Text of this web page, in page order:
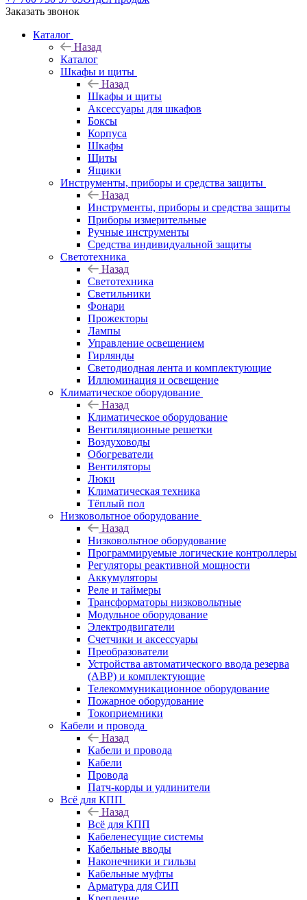
Заказать звонок
Каталог
Назад
Каталог
Шкафы и щиты
Назад
Шкафы и щиты
Аксессуары для шкафов
Боксы
Корпуса
Шкафы
Щиты
Ящики
Инструменты, приборы и средства защиты
Назад
Инструменты, приборы и средства защиты
Приборы измерительные
Ручные инструменты
Средства индивидуальной защиты
Светотехника
Назад
Светотехника
Светильники
Фонари
Прожекторы
Лампы
Управление освещением
Гирлянды
Светодиодная лента и комплектующие
Иллюминация и освещение
Климатическое оборудование
Назад
Климатическое оборудование
Вентиляционные решетки
Воздуховоды
Обогреватели
Вентиляторы
Люки
Климатическая техника
Тёплый пол
Низковольтное оборудование
Назад
Низковольтное оборудование
Программируемые логические контроллеры
Регуляторы реактивной мощности
Аккумуляторы
Реле и таймеры
Трансформаторы низковольтные
Модульное оборудование
Электродвигатели
Счетчики и аксессуары
Преобразователи
Устройства автоматического ввода резерва
(АВР) и комплектующие
Телекоммуникационное оборудование
Пожарное оборудование
Токоприемники
Кабели и провода
Назад
Кабели и провода
Кабели
Провода
Патч-корды и удлинители
Всё для КПП
Назад
Всё для КПП
Кабеленесущие системы
Кабельные вводы
Наконечники и гильзы
Кабельные муфты
Арматура для СИП